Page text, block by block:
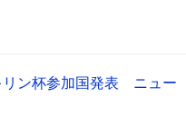
リン杯参加国発表 ニュー